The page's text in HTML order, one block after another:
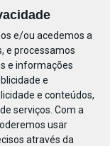
e/ou acedemos a
e processamos
e informações
e
e conteúdos,
serviços. Com a
usar
através da